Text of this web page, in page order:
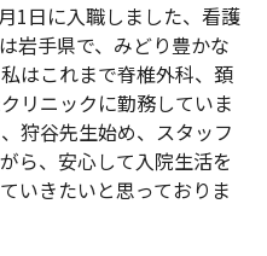
1日に入職しました、看護
岩手県で、みどり豊かな
はこれまで脊椎外科、頚
リニックに勤務していま
狩谷先生始め、スタッフ
ら、安心して入院生活を
いきたいと思っておりま